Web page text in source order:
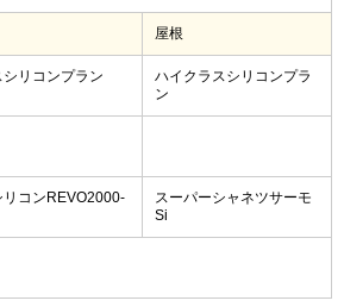
屋根
リコンプラン
ハイクラスシリコンプラ
ン
リコンREVO2000-
スーパーシャネツサーモ
Si